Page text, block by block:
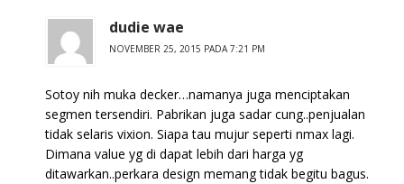
dudie wae
NOVEMBER 25, 2015 PADA 7:21 PM
Sotoy nih muka decker…namanya juga menciptakan
segmen tersendiri. Pabrikan juga sadar cung..penjualan
tidak selaris vixion. Siapa tau mujur seperti nmax lagi.
Dimana value yg di dapat lebih dari harga yg
ditawarkan..perkara design memang tidak begitu bagus.